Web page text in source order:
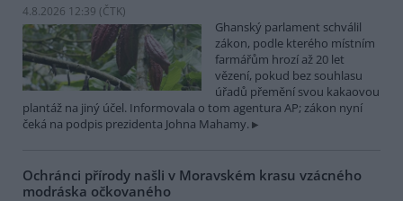
4.8.2026 12:39 (ČTK)
Ghanský parlament schválil
zákon, podle kterého místním
farmářům hrozí až 20 let
vězení, pokud bez souhlasu
úřadů přemění svou kakaovou
plantáž na jiný účel. Informovala o tom agentura AP; zákon nyní
čeká na podpis prezidenta Johna Mahamy.
Ochránci přírody našli v Moravském krasu vzácného
modráska očkovaného